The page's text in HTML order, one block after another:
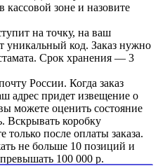
кассовой зоне и назовите
на точку, на ваш
уникальный код. Заказ нужно
Срок хранения — 3
России. Когда заказ
адрес придет извещение о
можете оценить состояние
Вскрывать коробку
только после оплаты заказа.
не больше 10 позиций и
100 000 р.